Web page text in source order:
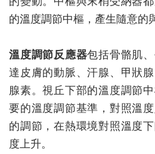
的溫度調節中樞，產生隨意的
溫度調節反應器包括骨骼肌
達皮膚的動脈、汗腺、甲狀
腺素。視丘下部的溫度調節
要的溫度調節基準，對照溫
的調節，在熱環境對照溫度
度上升。